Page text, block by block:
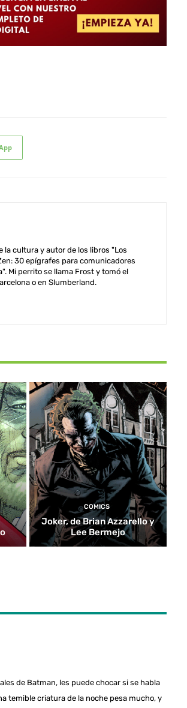
la cultura y autor de los libros "Los
30 epígrafes para comunicadores
Mi perrito se llama Frost y tomó el
o en Slumberland.
COMICS
Joker, de Brian Azzarello y
Lee Bermejo
de Batman, les puede chocar si se habla
temible criatura de la noche pesa mucho, y